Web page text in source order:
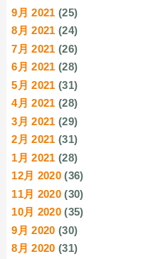
9月 2021 (25)
8月 2021 (24)
7月 2021 (26)
6月 2021 (28)
5月 2021 (31)
4月 2021 (28)
3月 2021 (29)
2月 2021 (31)
1月 2021 (28)
12月 2020 (36)
11月 2020 (30)
10月 2020 (35)
9月 2020 (30)
8月 2020 (31)